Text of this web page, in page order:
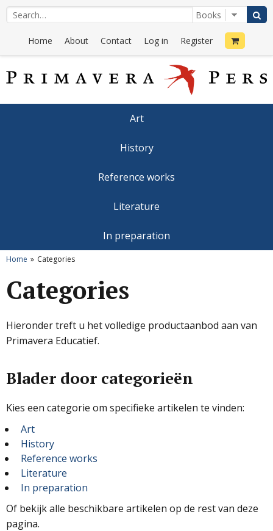
Home About Contact Log in Register
Art
History
Reference works
Literature
In preparation
Home Categories
Categories
Hieronder treft u het volledige productaanbod aan van
Primavera Educatief.
Blader door categorieën
Kies een categorie om specifieke artikelen te vinden:
Art
History
Reference works
Literature
In preparation
Of bekijk alle beschikbare artikelen op de rest van deze
pagina.